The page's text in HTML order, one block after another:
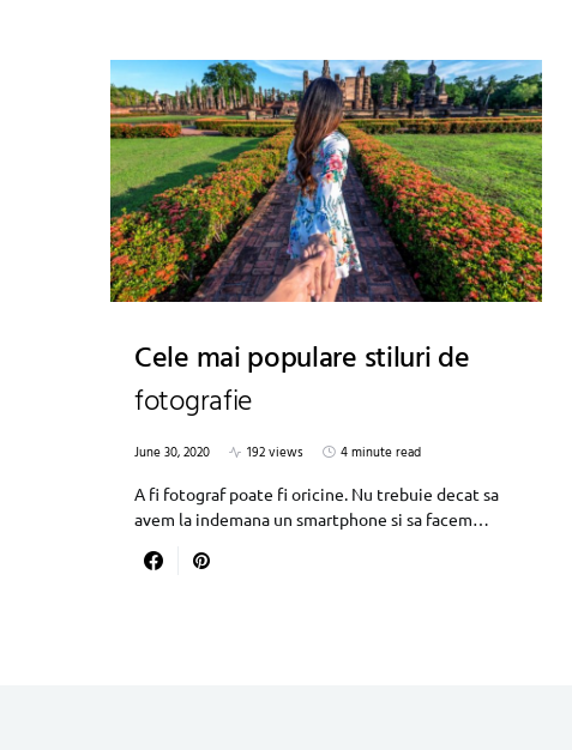
Cele mai populare stiluri de
fotografie
June 30, 2020 192 views
4 minute read
A fi fotograf poate fi oricine. Nu trebuie decat sa
avem la indemana un smartphone si sa facem…